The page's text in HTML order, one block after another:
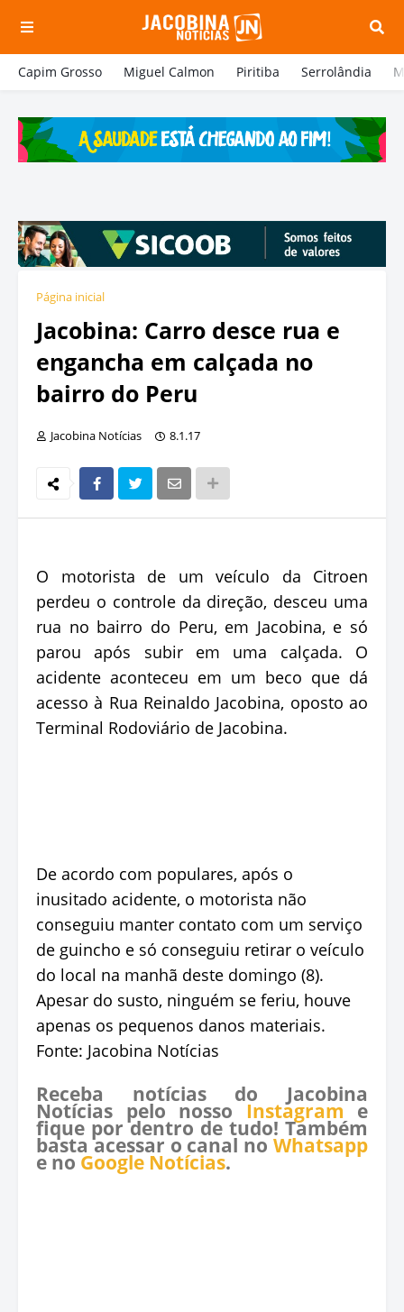
Capim Grosso Miguel Calmon Piritiba Serrolândia
Página inicial
Jacobina: Carro desce rua e
engancha em calçada no
bairro do Peru
Jacobina Notícias 8.1.17
O motorista de um veículo da Citroen
perdeu o controle da direção, desceu uma
rua no bairro do Peru, em Jacobina, e só
parou após subir em uma calçada. O
acidente aconteceu em um beco que dá
acesso à Rua Reinaldo Jacobina, oposto ao
Terminal Rodoviário de Jacobina.
De acordo com populares, após o
inusitado acidente, o motorista não
conseguiu manter contato com um serviço
de guincho e só conseguiu retirar o veículo
do local na manhã deste domingo (8).
Apesar do susto, ninguém se feriu, houve
apenas os pequenos danos materiais.
Fonte: Jacobina Notícias
Receba notícias do Jacobina
Notícias pelo nosso Instagram e
fique por dentro de tudo! Também
basta acessar o canal no Whatsapp
e no Google Notícias.